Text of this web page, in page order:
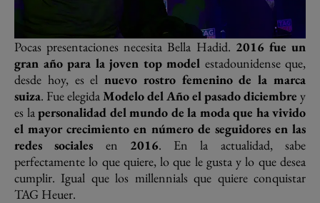
Pocas presentaciones necesita Bella Hadid. 2016 fue un
gran año para la joven top model estadounidense que,
desde hoy, es elnuevo rostro femenino de la marca
suiza. Fue elegidaModelo del Año el pasado diciembre y
es lapersonalidad del mundo de la moda que ha vivido
el mayor crecimiento en número de seguidores en las
redes sociales en 2016. En la actualidad, sabe
perfectamente lo que quiere, lo que le gusta y lo que desea
cumplir. Igual que los millennials que quiere conquistar
TAG Heuer.